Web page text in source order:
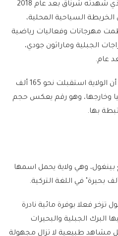
ومنذ التحسن الأمني اللافت الذي شهدته شرناق بعد عام 2018
السياحية المحلية،
مهرجانات وفعاليات رياضية
الجبلية وماراثون جودي،
عام.
وتشير تقديرات غير رسمية إلى أن الولاية استقبلت نحو 165 ألف
من داخل تركيا وخارجها، وهو رقم يعكس حجم
بها.
وهي ولاية يحمل اسمها
بحيرة" في اللغة التركية.
تزخر فعلا بوفرة مائية نادرة
البرك الجبلية والبحيرات
مشاهد طبيعية لا تزال مجهولة